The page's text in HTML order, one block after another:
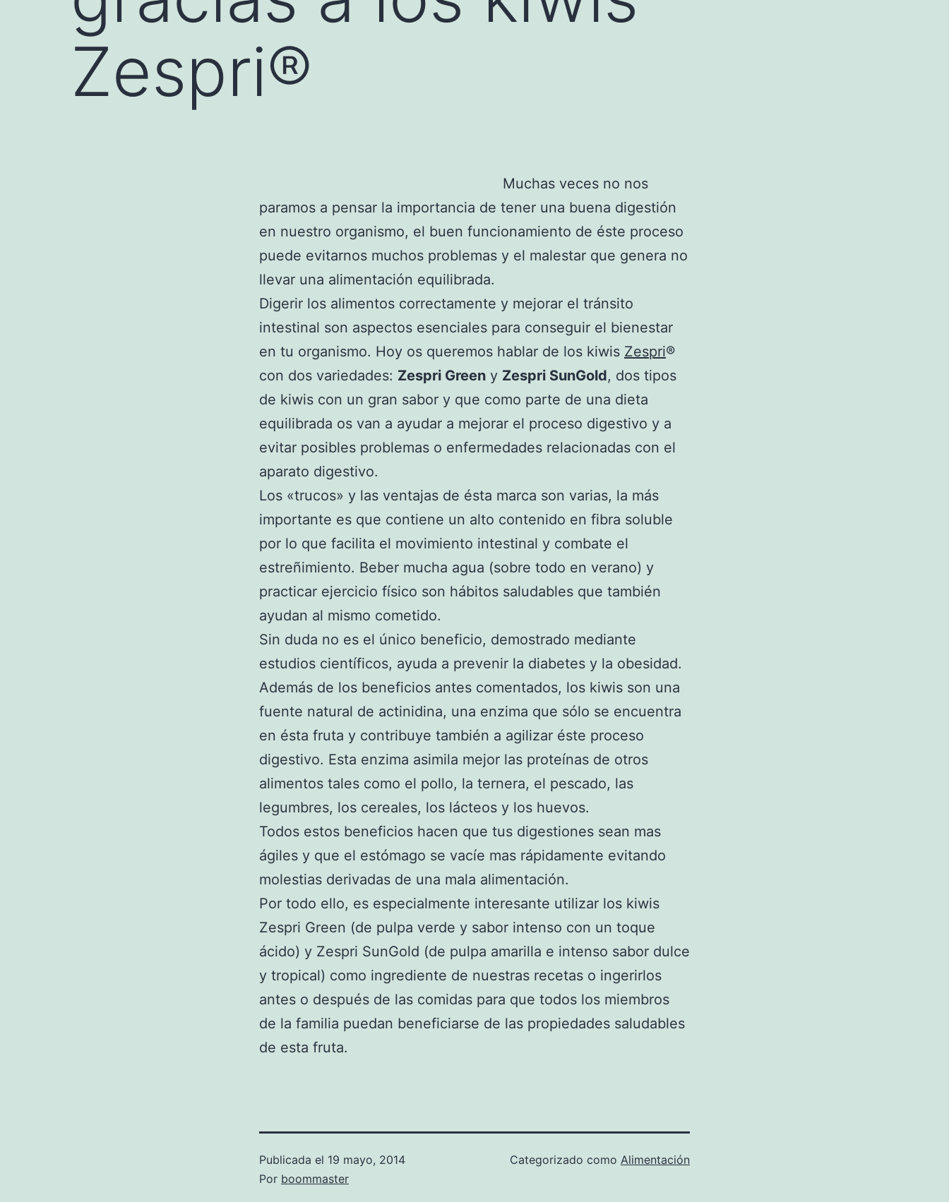
Zespri®
Muchas veces no nos
paramos a pensar la importancia de tener una buena digestión
en nuestro organismo, el buen funcionamiento de éste proceso
puede evitarnos muchos problemas y el malestar que genera no
llevar una alimentación equilibrada.
Digerir los alimentos correctamente y mejorar el tránsito
intestinal son aspectos esenciales para conseguir el bienestar
en tu organismo. Hoy os queremos hablar de los kiwis Zespri®
con dos variedades: Zespri Green y Zespri SunGold, dos tipos
de kiwis con un gran sabor y que como parte de una dieta
equilibrada os van a ayudar a mejorar el proceso digestivo y a
evitar posibles problemas o enfermedades relacionadas con el
aparato digestivo.
Los «trucos» y las ventajas de ésta marca son varias, la más
importante es que contiene un alto contenido en fibra soluble
por lo que facilita el movimiento intestinal y combate el
estreñimiento. Beber mucha agua (sobre todo en verano) y
practicar ejercicio físico son hábitos saludables que también
ayudan al mismo cometido.
Sin duda no es el único beneficio, demostrado mediante
estudios científicos, ayuda a prevenir la diabetes y la obesidad.
Además de los beneficios antes comentados, los kiwis son una
fuente natural de actinidina, una enzima que sólo se encuentra
en ésta fruta y contribuye también a agilizar éste proceso
digestivo. Esta enzima asimila mejor las proteínas de otros
alimentos tales como el pollo, la ternera, el pescado, las
legumbres, los cereales, los lácteos y los huevos.
Todos estos beneficios hacen que tus digestiones sean mas
ágiles y que el estómago se vacíe mas rápidamente evitando
molestias derivadas de una mala alimentación.
Por todo ello, es especialmente interesante utilizar los kiwis
Zespri Green (de pulpa verde y sabor intenso con un toque
ácido) y Zespri SunGold (de pulpa amarilla e intenso sabor dulce
y tropical) como ingrediente de nuestras recetas o ingerirlos
antes o después de las comidas para que todos los miembros
de la familia puedan beneficiarse de las propiedades saludables
de esta fruta.
Publicada el 19 mayo, 2014
Por boommaster
Categorizado como Alimentación